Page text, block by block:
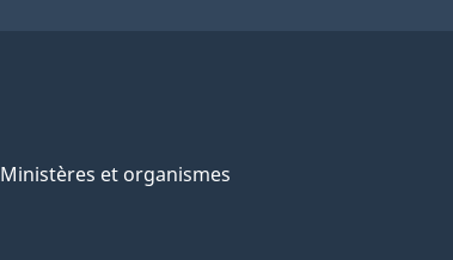
Ministères et organismes